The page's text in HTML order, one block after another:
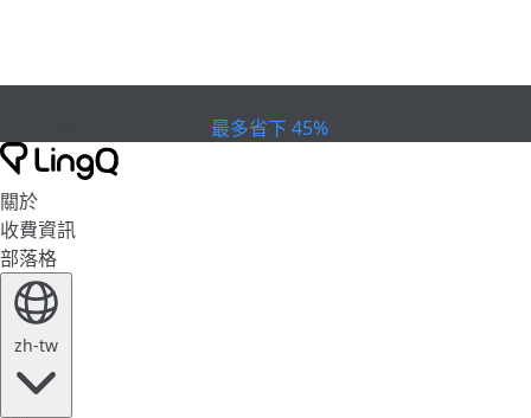
最多省下 45%
關於
收費資訊
部落格
zh-tw